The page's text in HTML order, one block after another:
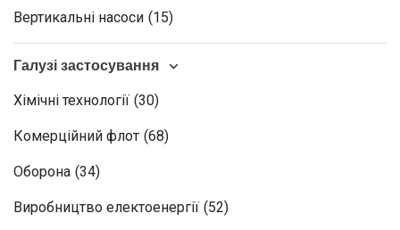
Вертикальні насоси (15)
Галузі застосування
Хімічні технології (30)
Комерційний флот (68)
Оборона (34)
Виробництво електоенергії (52)